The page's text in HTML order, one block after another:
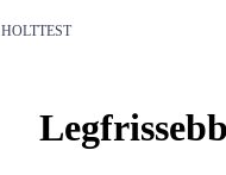
HOLTTEST